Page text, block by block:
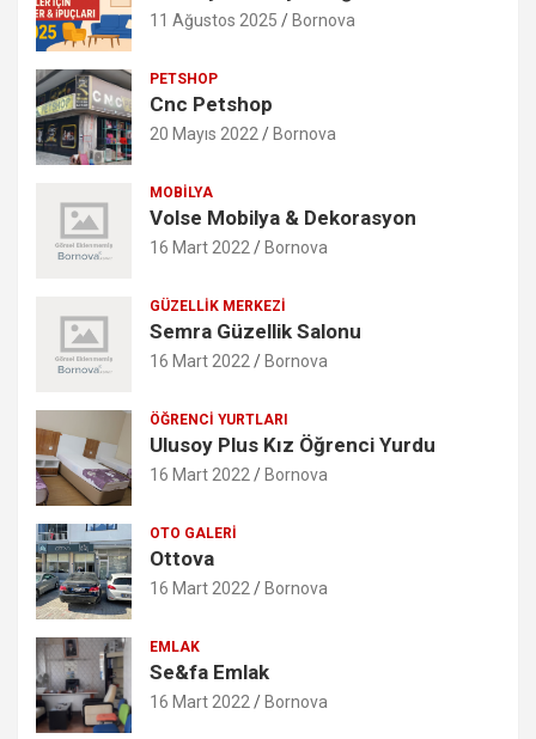
11 Ağustos 2025 Bornova
PETSHOP
Cnc Petshop
20 Mayıs 2022 Bornova
MOBILYA
Volse Mobilya & Dekorasyon
16 Mart 2022 Bornova
GÜZELLIK MERKEZI
Semra Güzellik Salonu
16 Mart 2022 Bornova
ÖĞRENCI YURTLARI
Ulusoy Plus Kız Öğrenci Yurdu
16 Mart 2022 Bornova
OTO GALERI
Ottova
16 Mart 2022 Bornova
EMLAK
Se&fa Emlak
16 Mart 2022 Bornova